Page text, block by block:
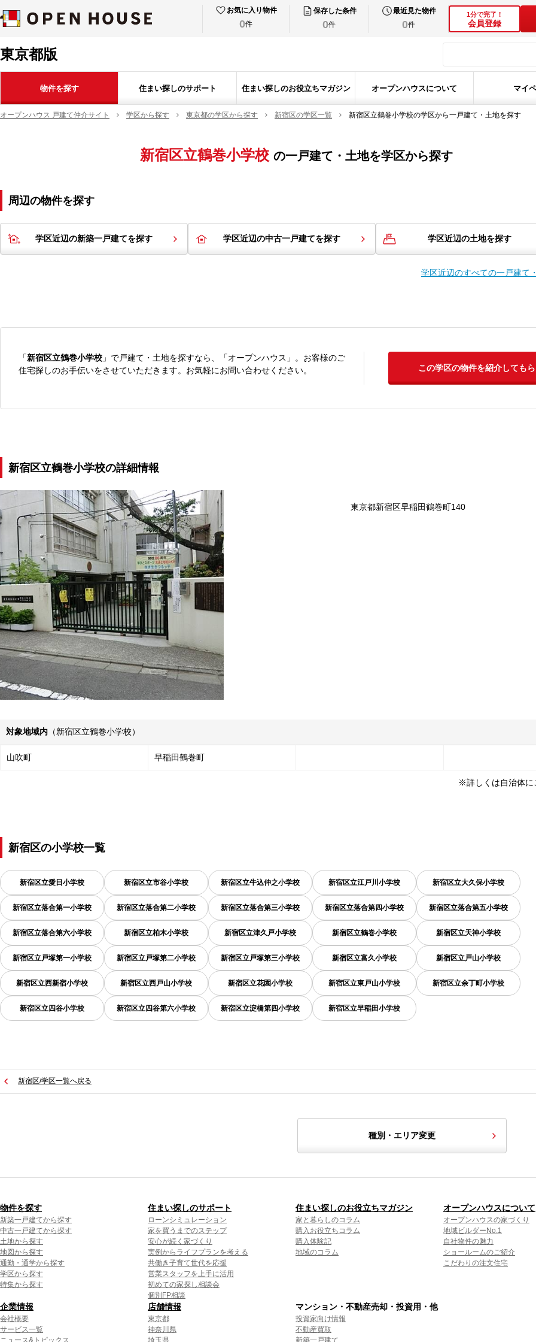
お気に入り物件
0件
保存した条件
0件
最近見た物件
0件
1分で完了！
会員登録
東京都版
物件を探す 住まい探しのサポート 住まい探しのお役立ちマガジン オープンハウスについて マイ
オープンハウス 戸建て仲介サイト 学区から探す 東京都の学区から探す 新宿区の学区一覧 新宿区立鶴巻小学校の学区から一戸建て・土地を探す
新宿区立鶴巻小学校 の一戸建て・土地を学区から探す
周辺の物件を探す
学区近辺の新築一戸建てを探す 学区近辺の中古一戸建てを探す 学区近辺の土地を探す
学区近辺のすべての一戸建て
「新宿区立鶴巻小学校 」で戸建て・土地を探すなら、「オープンハウス」。お客様のご
住宅探しのお手伝いをさせていただきます。お気軽にお問い合わせください。
この学区の物件を紹介してもら
新宿区立鶴巻小学校の詳細情報
東京都新宿区早稲田鶴巻町140
対象地域内 （新宿区立鶴巻小学校）
山吹町 早稲田鶴巻町
※詳しくは自治体に
新宿区の小学校一覧
新宿区立愛日小学校 新宿区立市谷小学校 新宿区立牛込仲之小学校 新宿区立江戸川小学校 新宿区立大久保小学校
新宿区立落合第一小学校 新宿区立落合第二小学校 新宿区立落合第三小学校 新宿区立落合第四小学校 新宿区立落合第五小学校
新宿区立落合第六小学校 新宿区立柏木小学校 新宿区立津久戸小学校 新宿区立鶴巻小学校 新宿区立天神小学校
新宿区立戸塚第一小学校 新宿区立戸塚第二小学校 新宿区立戸塚第三小学校 新宿区立富久小学校 新宿区立戸山小学校
新宿区立西新宿小学校 新宿区立西戸山小学校 新宿区立花園小学校 新宿区立東戸山小学校 新宿区立余丁町小学校
新宿区立四谷小学校 新宿区立四谷第六小学校 新宿区立淀橋第四小学校 新宿区立早稲田小学校
新宿区/学区一覧へ戻る
種別・エリア変更
物件を探す
新築一戸建てから探す
中古一戸建てから探す
土地から探す
地図から探す
通勤・通学から探す
学区から探す
特集から探す
住まい探しのサポート
ローンシミュレーション
家を買うまでのステップ
安心が続く家づくり
実例からライフプランを考える
共働き子育て世代を応援
営業スタッフを上手に活用
初めての家探し相談会
個別FP相談
住まい探しのお役立ちマガジン
家と暮らしのコラム
購入お役立ちコラム
購入体験記
地域のコラム
オープンハウスについて
オープンハウスの家づくり
地域ビルダーNo.1
自社物件の魅力
ショールームのご紹介
こだわりの注文住宅
企業情報
会社概要
サービス一覧
ニュース&トピックス
店舗情報
東京都
神奈川県
埼玉県
マンション・不動産売却・投資用・他
投資家向け情報
不動産買取
新築一戸建て